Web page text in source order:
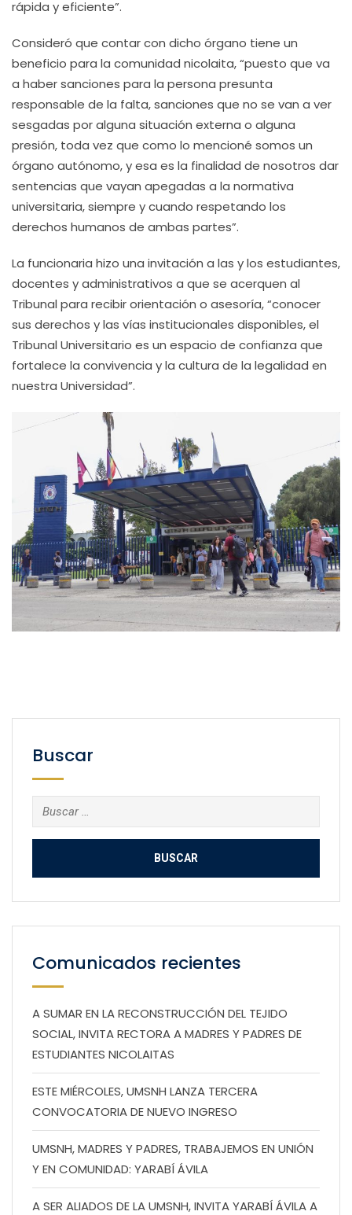
rápida y eficiente”.
Consideró que contar con dicho órgano tiene un
beneficio para la comunidad nicolaita, “puesto que va
a haber sanciones para la persona presunta
responsable de la falta, sanciones que no se van a ver
sesgadas por alguna situación externa o alguna
presión, toda vez que como lo mencioné somos un
órgano autónomo, y esa es la finalidad de nosotros dar
sentencias que vayan apegadas a la normativa
universitaria, siempre y cuando respetando los
derechos humanos de ambas partes”.
La funcionaria hizo una invitación a las y los estudiantes,
docentes y administrativos a que se acerquen al
Tribunal para recibir orientación o asesoría, “conocer
sus derechos y las vías institucionales disponibles, el
Tribunal Universitario es un espacio de confianza que
fortalece la convivencia y la cultura de la legalidad en
nuestra Universidad”.
Buscar
Buscar:
Comunicados recientes
A SUMAR EN LA RECONSTRUCCIÓN DEL TEJIDO
SOCIAL, INVITA RECTORA A MADRES Y PADRES DE
ESTUDIANTES NICOLAITAS
ESTE MIÉRCOLES, UMSNH LANZA TERCERA
CONVOCATORIA DE NUEVO INGRESO
UMSNH, MADRES Y PADRES, TRABAJEMOS EN UNIÓN
Y EN COMUNIDAD: YARABÍ ÁVILA
A SER ALIADOS DE LA UMSNH, INVITA YARABÍ ÁVILA A